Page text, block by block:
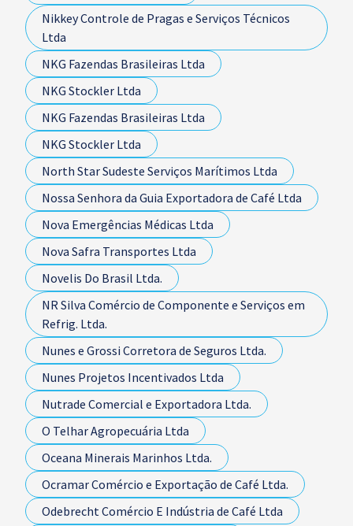
Nikkey Controle de Pragas e Serviços Técnicos
Ltda
NKG Fazendas Brasileiras Ltda
NKG Stockler Ltda
NKG Fazendas Brasileiras Ltda
NKG Stockler Ltda
North Star Sudeste Serviços Marítimos Ltda
Nossa Senhora da Guia Exportadora de Café Ltda
Nova Emergências Médicas Ltda
Nova Safra Transportes Ltda
Novelis Do Brasil Ltda.
NR Silva Comércio de Componente e Serviços em
Refrig. Ltda.
Nunes e Grossi Corretora de Seguros Ltda.
Nunes Projetos Incentivados Ltda
Nutrade Comercial e Exportadora Ltda.
O Telhar Agropecuária Ltda
Oceana Minerais Marinhos Ltda.
Ocramar Comércio e Exportação de Café Ltda.
Odebrecht Comércio E Indústria de Café Ltda